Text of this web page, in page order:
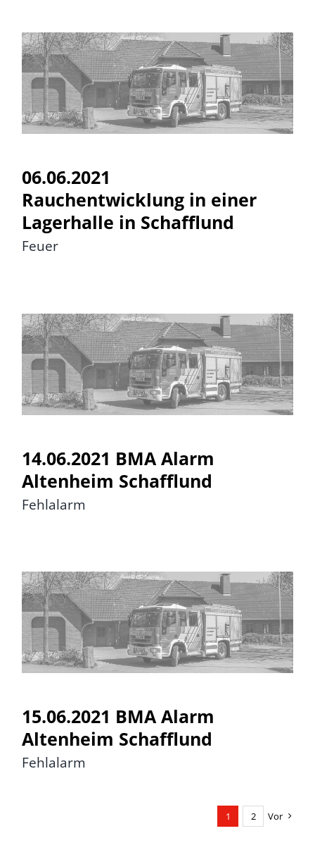
06.06.2021 Rauchentwicklung
in einer Lagerhalle in
Schafflund
06.06.2021
Rauchentwicklung in einer
Lagerhalle in Schafflund
Feuer
14.06.2021 BMA Alarm
Altenheim Schafflund
14.06.2021 BMA Alarm
Altenheim Schafflund
Fehlalarm
15.06.2021 BMA Alarm
Altenheim Schafflund
15.06.2021 BMA Alarm
Altenheim Schafflund
Fehlalarm
1 2 Vor